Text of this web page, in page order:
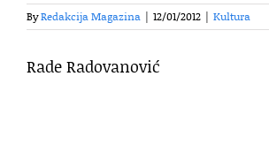
ByRedakcija Magazina 12/01/2012 Kultura
Rade Radovanović